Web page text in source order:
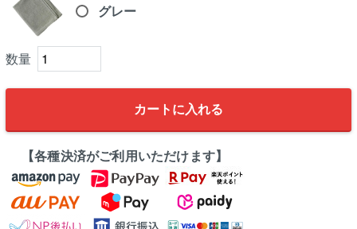
グレー
カートに入れる
【各種決済がご利用いただけます】